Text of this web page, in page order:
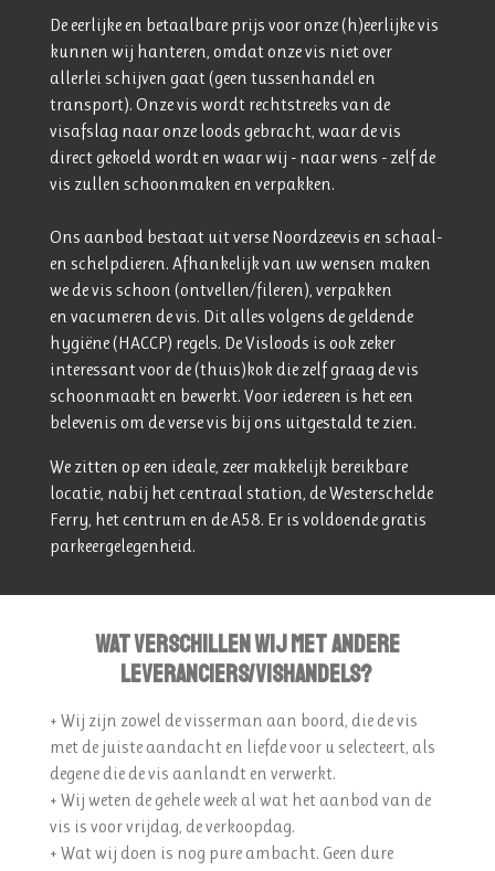
De eerlijke en betaalbare prijs voor onze (h)eerlijke vis
kunnen wij hanteren, omdat onze vis niet over
allerlei schijven gaat (geen tussenhandel en
transport). Onze vis wordt rechtstreeks van de
visafslag naar onze loods gebracht, waar de vis
direct gekoeld wordt en waar wij - naar wens - zelf de
vis zullen schoonmaken en verpakken.
Ons aanbod bestaat uit verse Noordzeevis en schaal-
en schelpdieren. Afhankelijk van uw wensen maken
we de vis schoon (ontvellen/fileren), verpakken
en vacumeren de vis. Dit alles volgens de geldende
hygiëne (HACCP) regels. De Visloods is ook zeker
interessant voor de (thuis)kok die zelf graag de vis
schoonmaakt en bewerkt. Voor iedereen is het een
belevenis om de verse vis bij ons uitgestald te zien.
We zitten op een ideale, zeer makkelijk bereikbare
locatie, nabij het centraal station, de Westerschelde
Ferry, het centrum en de A58. Er is voldoende gratis
parkeergelegenheid.
Wat verschillen wij met andere
leveranciers/vishandels?
+ Wij zijn zowel de visserman aan boord, die de vis
met de juiste aandacht en liefde voor u selecteert, als
degene die de vis aanlandt en verwerkt.
+ Wij weten de gehele week al wat het aanbod van de
vis is voor vrijdag, de verkoopdag.
+ Wat wij doen is nog pure ambacht. Geen dure